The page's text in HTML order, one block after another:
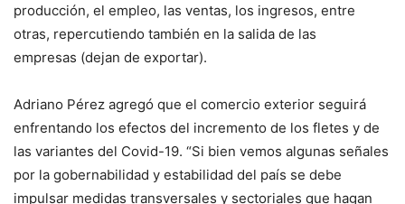
producción, el empleo, las ventas, los ingresos, entre
otras, repercutiendo también en la salida de las
empresas (dejan de exportar).
Adriano Pérez agregó que el comercio exterior seguirá
enfrentando los efectos del incremento de los fletes y de
las variantes del Covid-19. “Si bien vemos algunas señales
por la gobernabilidad y estabilidad del país se debe
impulsar medidas transversales y sectoriales que hagan